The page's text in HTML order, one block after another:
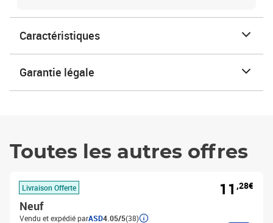
Caractéristiques
Garantie légale
Toutes les autres offres
Livraison Offerte
Neuf
Vendu et expédié parASD4.05/5(38)
11 ,28€